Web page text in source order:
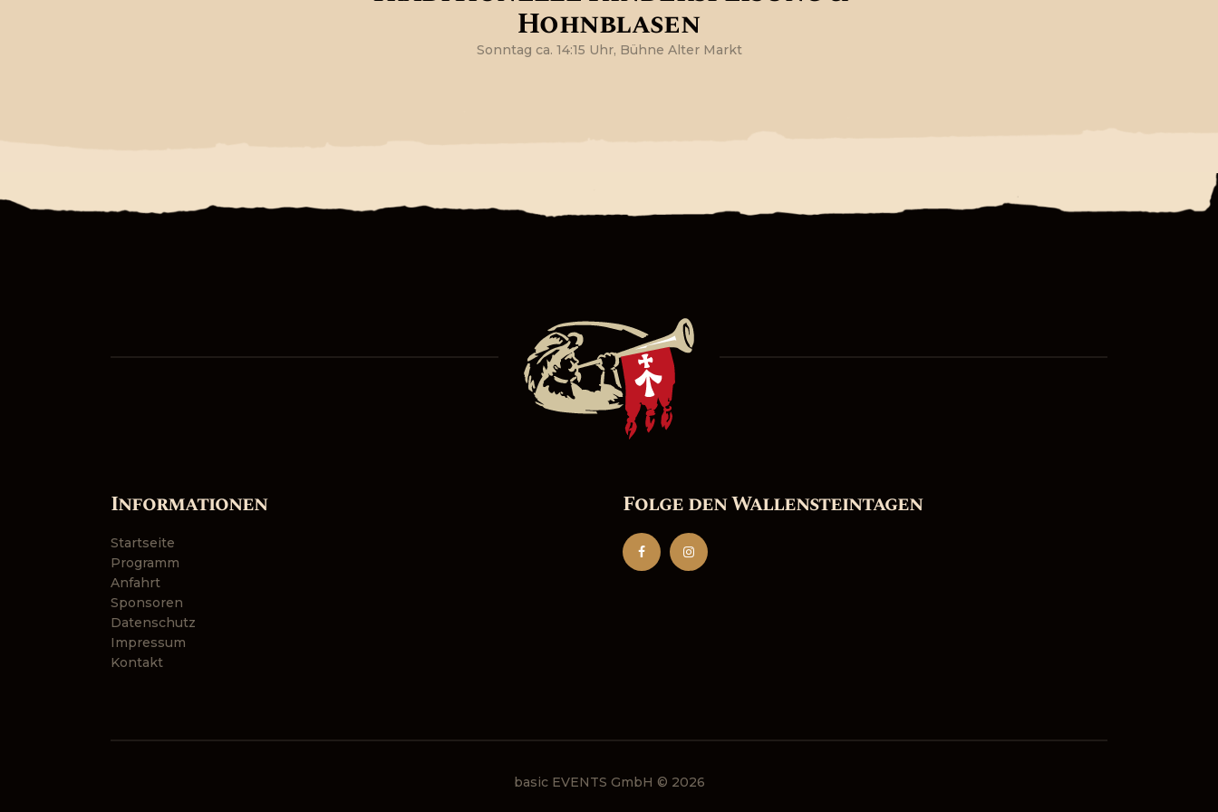
Hohnblasen
Sonntag ca. 14:15 Uhr, Bühne Alter Markt
Informationen
Startseite
Programm
Anfahrt
Sponsoren
Datenschutz
Impressum
Kontakt
Folge den Wallensteintagen
basic EVENTS GmbH © 2026